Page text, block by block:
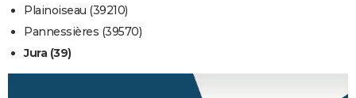
Plainoiseau (39210)
Pannessières (39570)
Jura (39)